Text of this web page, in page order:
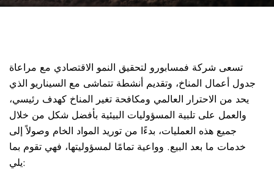
تسعى شركة فمسابورو لتحقيق النمو الاقتصادي مع مراعاة
جدول أعمال المناخ، وتقديم أنشطة تتماشى مع السيناريو الذي
يحد من الاحترار العالمي ومكافحة تغير المناخ كهدف رئيسي،
والعمل على تلبية المسؤوليات البيئية بأفضل شكل من خلال
جميع هذه العمليات، بدءًا من توريد المواد الخام وصولاً إلى
خدمات ما بعد البيع. وواعية تمامًا لمسؤوليتها، فهي تقوم بما
يلي: